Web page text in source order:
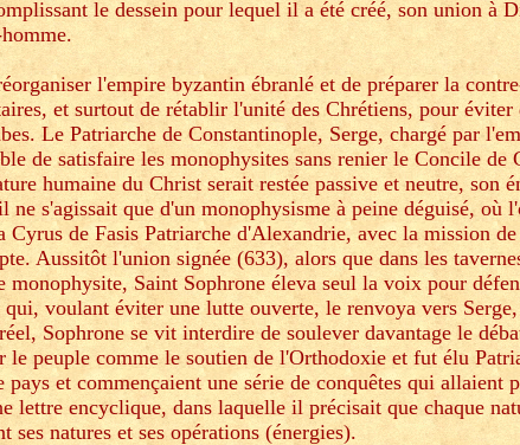
le dessein pour lequel il a été créé, son union à
l'empire byzantin ébranlé et de préparer la
et surtout de rétablir l'unité des Chrétiens, pour éviter
Le Patriarche de Constantinople, Serge, chargé par
de satisfaire les monophysites sans renier le Concile de
humaine du Christ serait restée passive et neutre, son
s'agissait que d'un monophysisme à peine déguisé, où
de Fasis Patriarche d'Alexandrie, avec la mission
Aussitôt l'union signée (633), alors que dans les
monophysite, Saint Sophrone éleva seul la voix pour
voulant éviter une lutte ouverte, le renvoya vers
Sophrone se vit interdire de soulever davantage le
peuple comme le soutien de l'Orthodoxie et fut élu
et commençaient une série de conquêtes qui allaient
encyclique, dans laquelle il précisait que chaque
natures et ses opérations (énergies).